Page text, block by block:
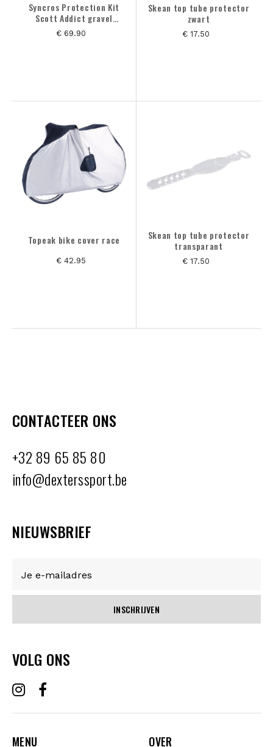
Syncros Protection Kit
Scott Addict gravel
Carbon Frameset
€ 69.90
Skean top tube protector
zwart
€ 17.50
Topeak bike cover race
€ 42.95
Skean top tube protector
transparant
€ 17.50
CONTACTEER ONS
+32 89 65 85 80
info@dexterssport.be
NIEUWSBRIEF
INSCHRIJVEN
VOLG ONS
MENU
OVER